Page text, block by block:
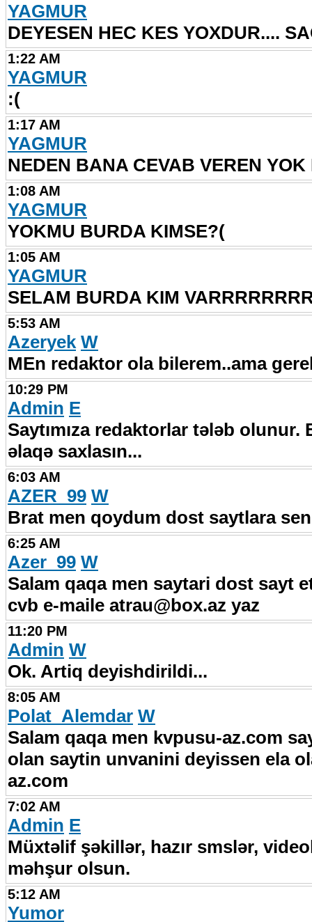
YAGMUR
DEYESEN HEC KES YOXDUR....
1:22 AM
YAGMUR
:(
1:17 AM
YAGMUR
NEDEN BANA CEVAB VEREN
1:08 AM
YAGMUR
YOKMU BURDA KIMSE?(
1:05 AM
YAGMUR
SELAM BURDA KIM
5:53 AM
Azeryek W
MEn redaktor ola bilerem..ama
10:29 PM
Admin E
Saytımıza redaktorlar tələb
əlaqə saxlasın...
6:03 AM
AZER_99 W
Brat men qoydum dost saytlara
6:25 AM
Azer_99 W
Salam qaqa men saytari dost sayt
cvb e-maile atrau@box.az yaz
11:20 PM
Admin W
Ok. Artiq deyishdirildi...
8:05 AM
Polat_Alemdar W
Salam qaqa men kvpusu-az.com
olan saytin unvanini deyissen ela
az.com
7:02 AM
Admin E
Müxtəlif şəkillər, hazır smslər,
məhşur olsun.
5:12 AM
Yumor